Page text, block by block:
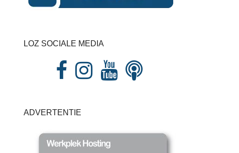
LOZ SOCIALE MEDIA
ADVERTENTIE